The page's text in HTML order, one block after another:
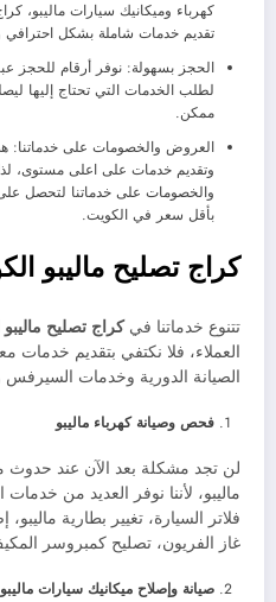
كهرباء وميكانيك سيارات ماليبو،
تقديم خدمات شاملة بشكل احترافي
الحجز بسهولة: نوفر أرقام للحجز
لطلب الخدمات التي تحتاج إليها
ممكن.
العروض والخصومات على خدماتنا:
وتقديم خدمات على اعلى مستوى،
والخصومات على خدماتنا لتحصل
بأقل سعر في الكويت.
كراج تصليح ماليبو
تتنوع خدماتنا فيكراج تصليح
العملاء، فلا نكتفي بتقديم خدمات
الصيانة الدورية وخدمات السيرفس
فحص وصيانة كهرباء ماليبو
لن تجد مشكلة بعد الآن عند حدوث
ماليبو، لأننا نوفر العديد من
فلاتر السيارة، تغيير بطارية ماليبو،
غاز الفريون، تصليح كمبروسر
صيانة وإصلاح ميكانيك سيارات ماليبو